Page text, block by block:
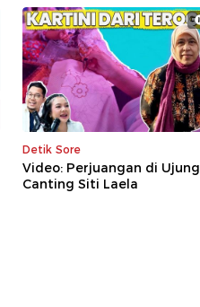
Detik Sore
Video: Perjuangan di Ujung
Canting Siti Laela